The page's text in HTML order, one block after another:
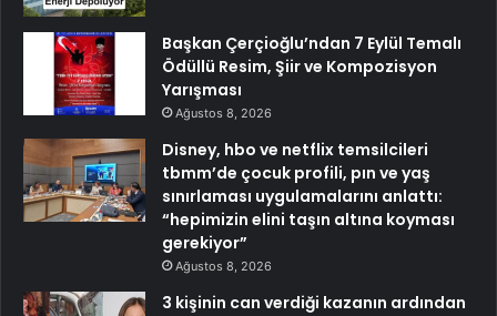
Başkan Çerçioğlu’ndan 7 Eylül Temalı
Ödüllü Resim, Şiir ve Kompozisyon
Yarışması
Ağustos 8, 2026
Disney, hbo ve netflix temsilcileri
tbmm’de çocuk profili, pın ve yaş
sınırlaması uygulamalarını anlattı:
“hepimizin elini taşın altına koyması
gerekiyor”
Ağustos 8, 2026
3 kişinin can verdiği kazanın ardından